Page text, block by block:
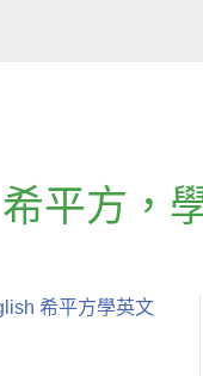
希平方 ，
希平方學英文